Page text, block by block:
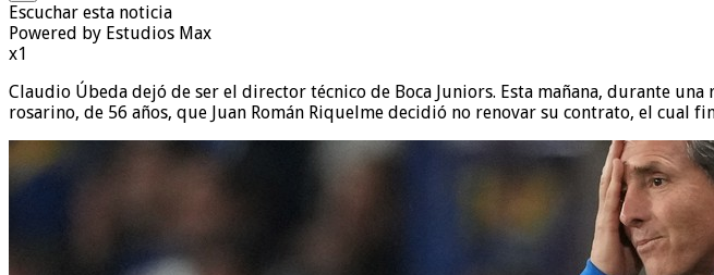
Escuchar esta noticia
Powered by Estudios Max
x1
Claudio Úbeda dejó de ser el director técnico de Boca Juniors. Esta mañana, durante
rosarino, de 56 años, que Juan Román Riquelme decidió no renovar su contrato, el cual